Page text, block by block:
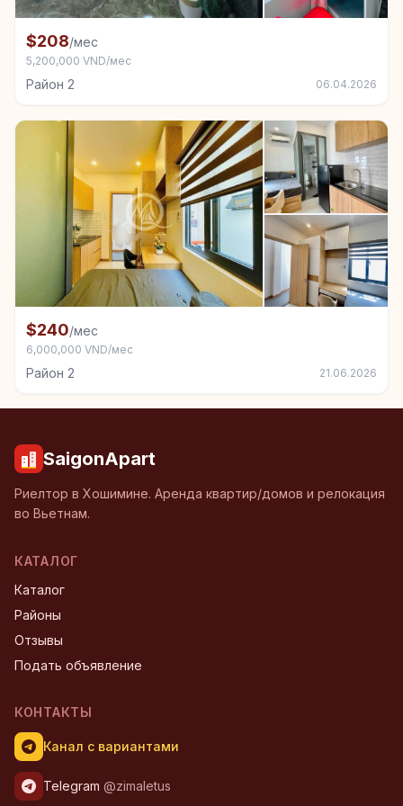
Комната в аренду в Район 2
$208/мес
5,200,000 VND/мес
Район 2 06.04.2026
Комната в аренду в Район 2
$240/мес
6,000,000 VND/мес
Район 2 21.06.2026
SaigonApart
Риелтор в Хошимине. Аренда квартир/домов и релокация
во Вьетнам.
КАТАЛОГ
Каталог
Районы
Отзывы
Подать объявление
КОНТАКТЫ
Канал с вариантами
Telegram @zimaletus